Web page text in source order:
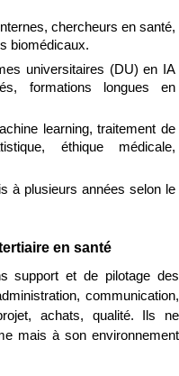
chercheurs en santé,
biomédicaux.
universitaires (DU) en IA
formations longues en
learning, traitement de
éthique médicale,
à plusieurs années selon le
en santé
support et de pilotage des
communication,
achats, qualité. Ils ne
mais à son environnement